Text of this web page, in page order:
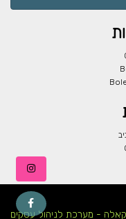
קאלה - מערכת לניהול עסקים